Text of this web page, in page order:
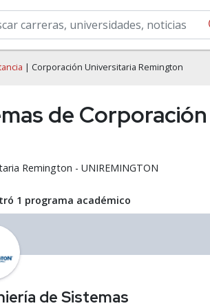
| Corporación Universitaria Remington
de
Remington - UNIREMINGTON
1 programa académico
de Sistemas